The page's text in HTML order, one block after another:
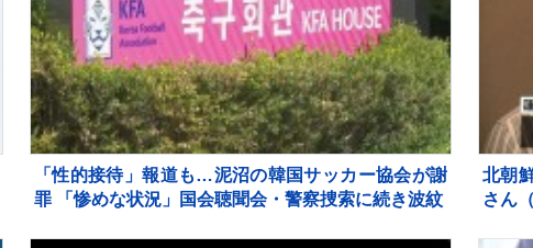
「性的接待」報道も…泥沼の韓国サッカー協会が謝
罪 「惨めな状況」国会聴聞会・警察捜索に続き波紋
北朝
さん